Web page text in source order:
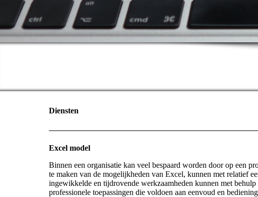
Diensten
Excel model
Binnen een organisatie kan veel bespaard worden door op een
te maken van de mogelijkheden van Excel, kunnen met relatief
ingewikkelde en tijdrovende werkzaamheden kunnen met
professionele toepassingen die voldoen aan eenvoud en